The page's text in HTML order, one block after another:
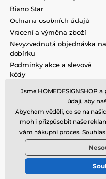
Biano Star
Ochrana osobních údajů
Vrácení a výměna zboží
Nevyzvednutá objednávka na
dobírku
Podmínky akce a slevové
kódy
Jsme HOMEDESIGNSHOP
údaji, aby
Abychom věděli, co se na
mohli přizpůsobit naše
vám nákupní proces.